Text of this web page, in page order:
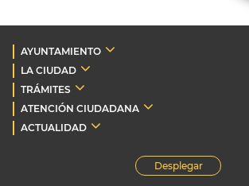
AYUNTAMIENTO
LA CIUDAD
TRÁMITES
ATENCIÓN CIUDADANA
ACTUALIDAD
Desplegar